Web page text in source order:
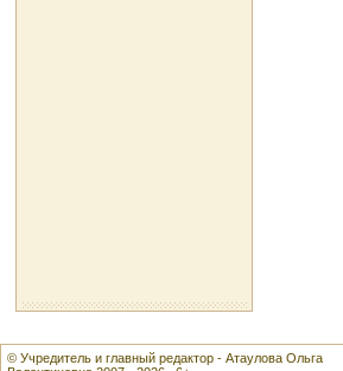
© Учредитель и главный редактор - Атаулова Ольга